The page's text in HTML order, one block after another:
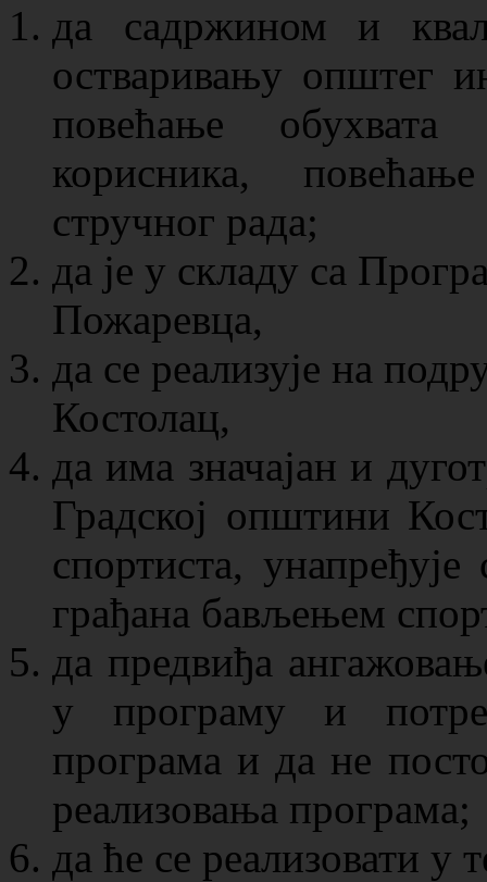
да садржином и
остваривању општег
повећање
корисника,
стручног рада;
да је у складу са
Пожаревца,
да се реализује на
Костолац,
да има значајан и
Градској општини
спортиста,
грађана бављењем
да предвиђа
у програму и
програма и да не
реализовања програма;
да ће се реализовати у